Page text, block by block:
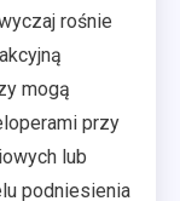
rośnie
mogą
przy
lub
podniesienia